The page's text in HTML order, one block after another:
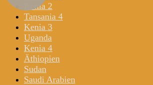
Kenia 2
Tansania 4
Kenia 3
Uganda
Kenia 4
Äthiopien
Sudan
Saudi Arabien